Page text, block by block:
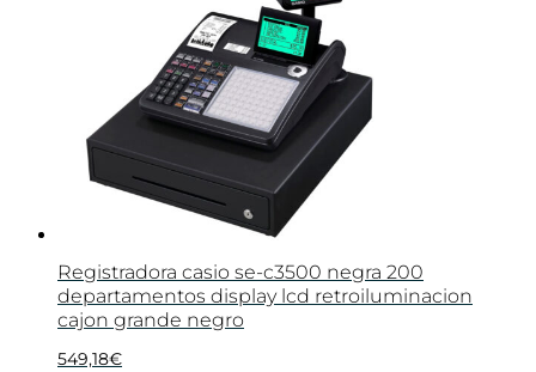
Registradora casio se-c3500 negra 200
departamentos display lcd retroiluminacion
cajon grande negro
549,18€